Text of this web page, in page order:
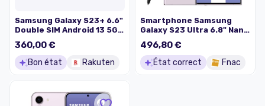
Samsung Galaxy S23+ 6.6"
Double SIM Android 13 5G
USB Type-C 8 Go 512 Go
4700 mAh Lavande
360,00 €
Bon état Rakuten
Smartphone Samsung
Galaxy S23 Ultra 6.8" Nano
SIM 5G 12 Go RAM 512 Go
Lavande
496,80 €
État correct Fnac